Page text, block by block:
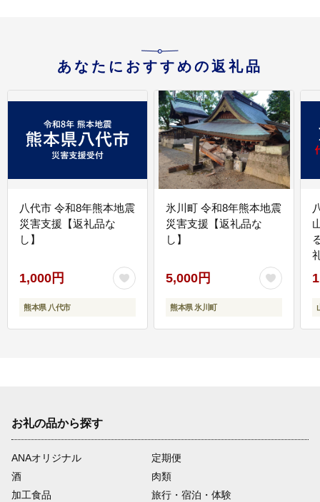
あなたにおすすめの返礼品
八代市 令和8年熊本地震
災害支援【返礼品な
し】
1,000円
熊本県 八代市
氷川町 令和8年熊本地震
災害支援【返礼品な
し】
5,000円
熊本県 氷川町
お礼の品から探す
ANAオリジナル
定期便
酒
肉類
加工食品
旅行・宿泊・体験